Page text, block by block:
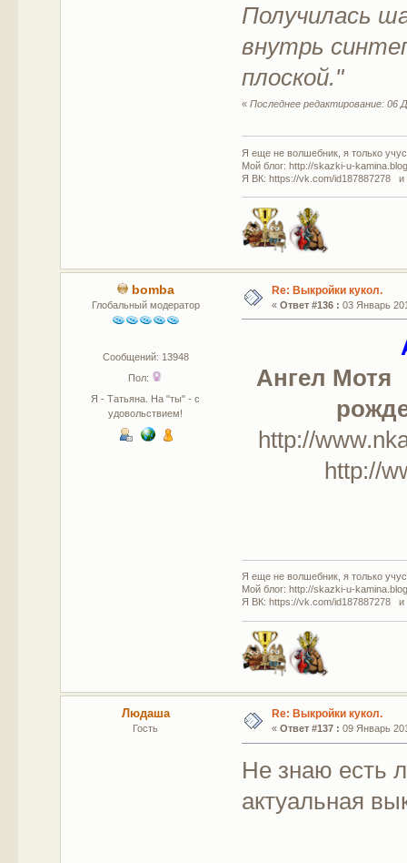
Получилась
внутрь
плоской."
«Последнее редактирование: 06
Я еще не волшебник, я только
Мой блог: http://skazki-u-
Я ВК: https://vk.com/id187887278 и
bomba
Глобальный модератор
Сообщений: 13948
Пол:
Я - Татьяна. На "ты" - с
удовольствием!
Re: Выкройки кукол.
« Ответ #136 : 03 Январь
Ангел Мотя
http://
http://
Я еще не волшебник, я только
Мой блог: http://skazki-u-
Я ВК: https://vk.com/id187887278 и
Людаша
Гость
Re: Выкройки кукол.
« Ответ #137 : 09 Январь
Не знаю есть
актуальная